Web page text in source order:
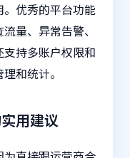
优秀的平台功能
量、异常告警、
持多账户权限和
和统计。
用建议